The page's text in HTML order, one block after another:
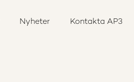
Nyheter Kontakta AP3